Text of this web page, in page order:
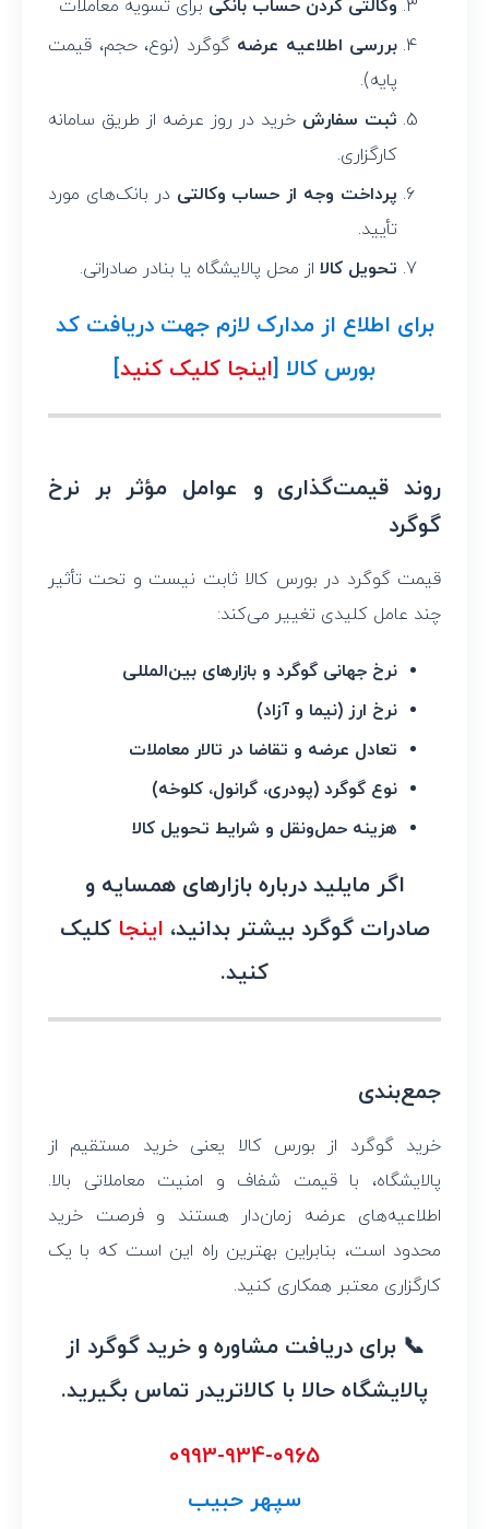
وکالتی کردن حساب بانکی برای تسویه معاملات
بررسی اطلاعیه عرضه گوگرد (نوع، حجم، قیمت
پایه).
ثبت سفارش خرید در روز عرضه از طریق سامانه
کارگزاری.
پرداخت وجه از حساب وکالتی در بانک‌های مورد
تأیید.
تحویل کالا از محل پالایشگاه یا بنادر صادراتی.
برای اطلاع از مدارک لازم جهت دریافت کد
بورس کالا [اینجا کلیک کنید]
روند قیمت‌گذاری و عوامل مؤثر بر نرخ
گوگرد
قیمت گوگرد در بورس کالا ثابت نیست و تحت تأثیر
چند عامل کلیدی تغییر می‌کند:
نرخ جهانی گوگرد و بازارهای بین‌المللی
نرخ ارز (نیما و آزاد)
تعادل عرضه و تقاضا در تالار معاملات
نوع گوگرد (پودری، گرانول، کلوخه)
هزینه حمل‌ونقل و شرایط تحویل کالا
اگر مایلید درباره بازارهای همسایه و
صادرات گوگرد بیشتر بدانید، اینجاکلیک
کنید.
جمع‌بندی
خرید گوگرد از بورس کالا یعنی خرید مستقیم از
پالایشگاه، با قیمت شفاف و امنیت معاملاتی بالا.
اطلاعیه‌های عرضه زمان‌دار هستند و فرصت خرید
محدود است، بنابراین بهترین راه این است که با یک
کارگزاری معتبر همکاری کنید.
📞 برای دریافت مشاوره و خرید گوگرد از
پالایشگاه حالا با کالاتریدر تماس بگیرید.
0993-934-0965
سپهر حبیب